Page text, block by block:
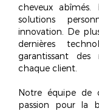
cheveux
solutions
innovation. De
dernières
garantissant
chaque client.
Notre équipe de
passion pour la